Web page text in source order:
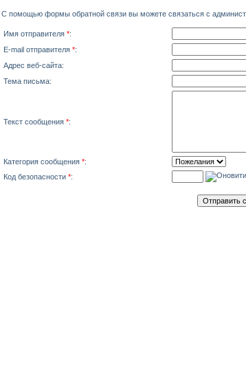
С помощью формы обратной связи вы можете связаться с
Имя отправителя *:
E-mail отправителя *:
Адрес веб-сайта:
Тема письма:
Текст сообщения *:
Категория сообщения *:
Код безопасности *: